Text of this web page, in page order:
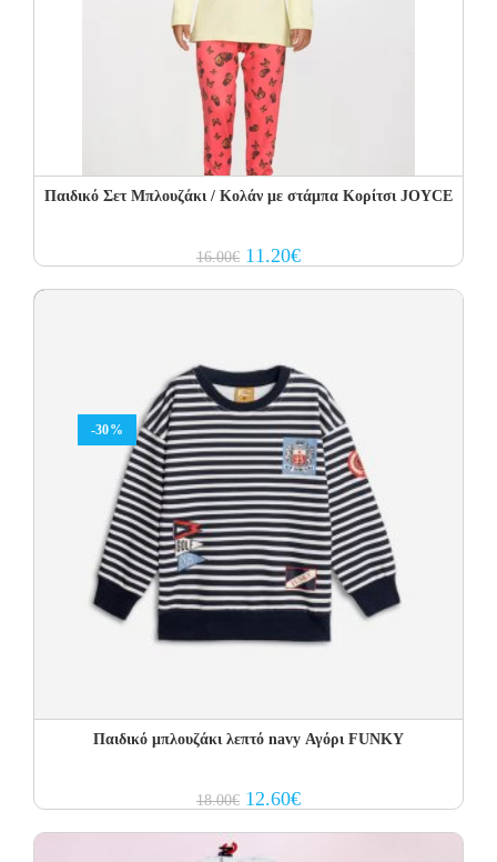
Παιδικό Σετ Μπλουζάκι / Κολάν με στάμπα Κορίτσι JOYCE
16.00€ Original
price
11.20€Current
price
-30%
Παιδικό μπλουζάκι λεπτό navy Αγόρι FUNKY
18.00€ Original
price
12.60€Current
price